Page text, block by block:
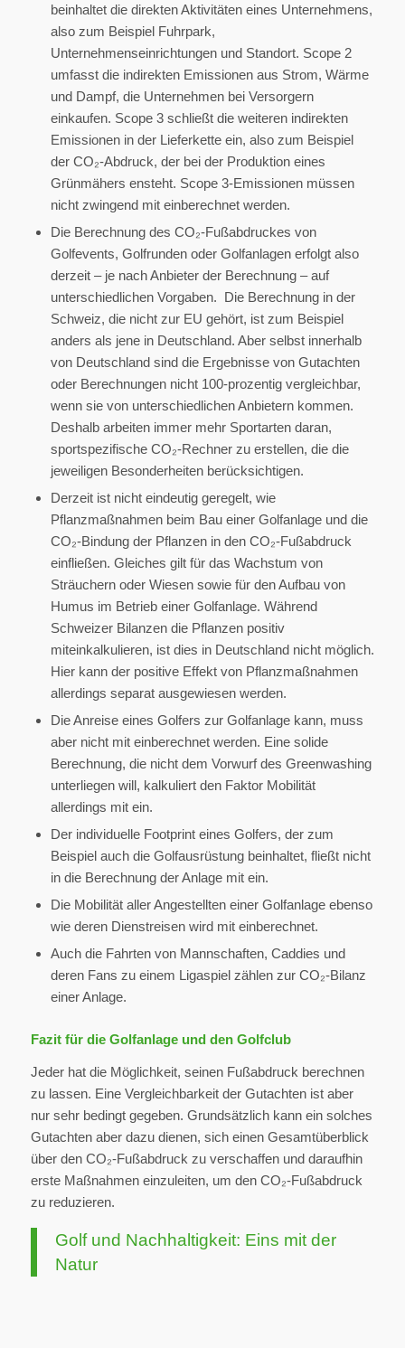
beinhaltet die direkten Aktivitäten eines Unternehmens,
also zum Beispiel Fuhrpark,
Unternehmenseinrichtungen und Standort. Scope 2
umfasst die indirekten Emissionen aus Strom, Wärme
und Dampf, die Unternehmen bei Versorgern
einkaufen. Scope 3 schließt die weiteren indirekten
Emissionen in der Lieferkette ein, also zum Beispiel
der CO₂-Abdruck, der bei der Produktion eines
Grünmähers ensteht. Scope 3-Emissionen müssen
nicht zwingend mit einberechnet werden.
Die Berechnung des CO₂-Fußabdruckes von
Golfevents, Golfrunden oder Golfanlagen erfolgt also
derzeit – je nach Anbieter der Berechnung – auf
unterschiedlichen Vorgaben. Die Berechnung in der
Schweiz, die nicht zur EU gehört, ist zum Beispiel
anders als jene in Deutschland. Aber selbst innerhalb
von Deutschland sind die Ergebnisse von Gutachten
oder Berechnungen nicht 100-prozentig vergleichbar,
wenn sie von unterschiedlichen Anbietern kommen.
Deshalb arbeiten immer mehr Sportarten daran,
sportspezifische CO₂-Rechner zu erstellen, die die
jeweiligen Besonderheiten berücksichtigen.
Derzeit ist nicht eindeutig geregelt, wie
Pflanzmaßnahmen beim Bau einer Golfanlage und die
CO₂-Bindung der Pflanzen in den CO₂-Fußabdruck
einfließen. Gleiches gilt für das Wachstum von
Sträuchern oder Wiesen sowie für den Aufbau von
Humus im Betrieb einer Golfanlage. Während
Schweizer Bilanzen die Pflanzen positiv
miteinkalkulieren, ist dies in Deutschland nicht möglich.
Hier kann der positive Effekt von Pflanzmaßnahmen
allerdings separat ausgewiesen werden.
Die Anreise eines Golfers zur Golfanlage kann, muss
aber nicht mit einberechnet werden. Eine solide
Berechnung, die nicht dem Vorwurf des Greenwashing
unterliegen will, kalkuliert den Faktor Mobilität
allerdings mit ein.
Der individuelle Footprint eines Golfers, der zum
Beispiel auch die Golfausrüstung beinhaltet, fließt nicht
in die Berechnung der Anlage mit ein.
Die Mobilität aller Angestellten einer Golfanlage ebenso
wie deren Dienstreisen wird mit einberechnet.
Auch die Fahrten von Mannschaften, Caddies und
deren Fans zu einem Ligaspiel zählen zur CO₂-Bilanz
einer Anlage.
Fazit für die Golfanlage und den Golfclub
Jeder hat die Möglichkeit, seinen Fußabdruck berechnen
zu lassen. Eine Vergleichbarkeit der Gutachten ist aber
nur sehr bedingt gegeben. Grundsätzlich kann ein solches
Gutachten aber dazu dienen, sich einen Gesamtüberblick
über den CO₂-Fußabdruck zu verschaffen und daraufhin
erste Maßnahmen einzuleiten, um den CO₂-Fußabdruck
zu reduzieren.
Golf und Nachhaltigkeit: Eins mit der
Natur